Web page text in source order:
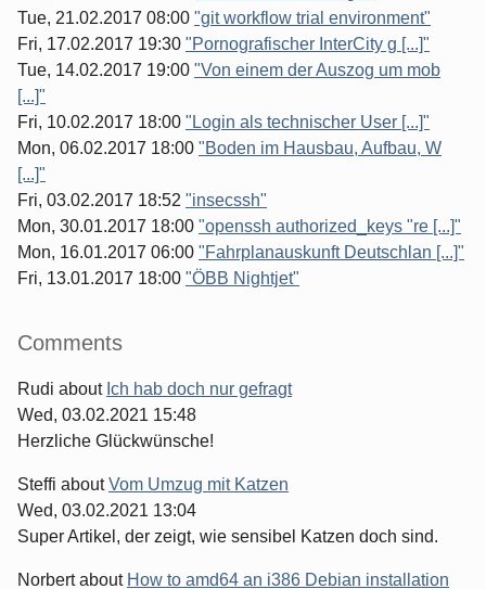
Tue, 21.02.2017 08:00 "git workflow trial environment"
Fri, 17.02.2017 19:30 "Pornografischer InterCity g [...]"
Tue, 14.02.2017 19:00 "Von einem der Auszog um mob
[...]"
Fri, 10.02.2017 18:00 "Login als technischer User [...]"
Mon, 06.02.2017 18:00 "Boden im Hausbau, Aufbau, W
[...]"
Fri, 03.02.2017 18:52 "insecssh"
Mon, 30.01.2017 18:00 "openssh authorized_keys "re [...]"
Mon, 16.01.2017 06:00 "Fahrplanauskunft Deutschlan [...]"
Fri, 13.01.2017 18:00 "ÖBB Nightjet"
Comments
Rudi about Ich hab doch nur gefragt
Wed, 03.02.2021 15:48
Herzliche Glückwünsche!
Steffi aboutVom Umzug mit Katzen
Wed, 03.02.2021 13:04
Super Artikel, der zeigt, wie sensibel Katzen doch sind.
Norbertabout How to amd64 an i386 Debian installation